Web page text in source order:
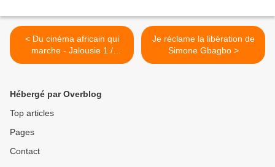
< Du cinéma africain qui
marche - Jalousie 1 /
Nigerian movie avec Emeka
Je réclame la libération de
Simone Gbagbo >
Hébergé par Overblog
Top articles
Pages
Contact